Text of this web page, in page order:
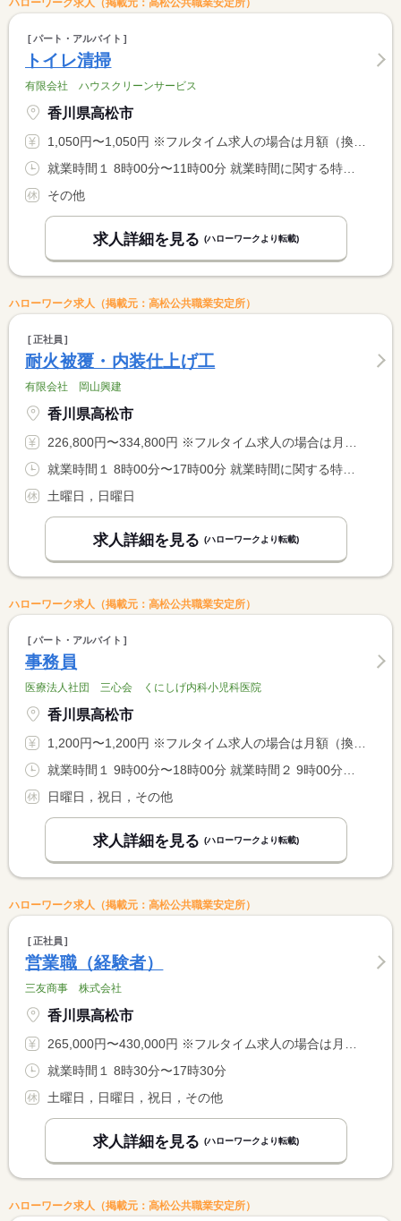
ハローワーク求人（掲載元：高松公共職業安定所）
パート・アルバイト
トイレ清掃
有限会社 ハウスクリーンサービス
香川県高松市
1,050円〜1,050円 ※フルタイム求人の場合は月額（換算額）、パート求人の場合は時間額を表示しています。
その他
求人詳細を見る (ハローワークより転載)
ハローワーク求人（掲載元：高松公共職業安定所）
正社員
耐火被覆・内装仕上げ工
有限会社 岡山興建
香川県高松市
226,800円〜334,800円 ※フルタイム求人の場合は月額（換算額）、パート求人の場合は時間額を表示しています。
土曜日，日曜日
求人詳細を見る (ハローワークより転載)
ハローワーク求人（掲載元：高松公共職業安定所）
パート・アルバイト
事務員
医療法人社団 三心会 くにしげ内科小児科医院
香川県高松市
1,200円〜1,200円 ※フルタイム求人の場合は月額（換算額）、パート求人の場合は時間額を表示しています。
日曜日，祝日，その他
求人詳細を見る (ハローワークより転載)
ハローワーク求人（掲載元：高松公共職業安定所）
正社員
営業職（経験者）
三友商事 株式会社
香川県高松市
265,000円〜430,000円 ※フルタイム求人の場合は月額（換算額）、パート求人の場合は時間額を表示しています。
就業時間１ 8時30分〜17時30分
土曜日，日曜日，祝日，その他
求人詳細を見る (ハローワークより転載)
ハローワーク求人（掲載元：高松公共職業安定所）